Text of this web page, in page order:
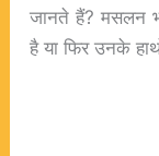
जानते हैं? मसलन
है या फिर उनके